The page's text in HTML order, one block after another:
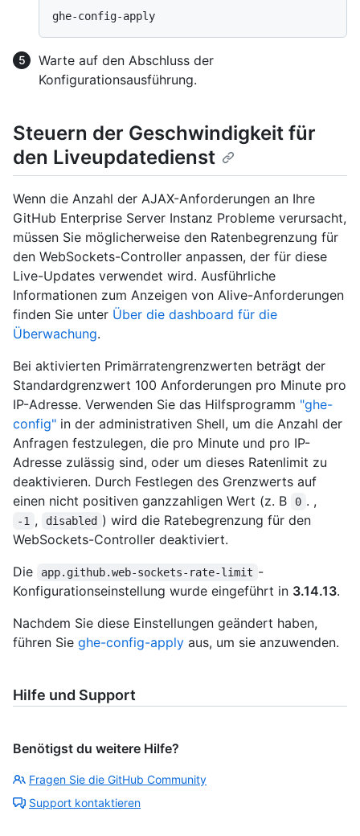
Warte auf den Abschluss der
Konfigurationsausführung.
Steuern der Geschwindigkeit für
den Liveupdatedienst
Wenn die Anzahl der AJAX-Anforderungen an Ihre
GitHub Enterprise Server Instanz Probleme verursacht,
müssen Sie möglicherweise den Ratenbegrenzung für
den WebSockets-Controller anpassen, der für diese
Live-Updates verwendet wird. Ausführliche
Informationen zum Anzeigen von Alive-Anforderungen
finden Sie unter Über die dashboard für die
Überwachung.
Bei aktivierten Primärratengrenzwerten beträgt der
Standardgrenzwert 100 Anforderungen pro Minute pro
IP-Adresse. Verwenden Sie das Hilfsprogramm "ghe-
config" in der administrativen Shell, um die Anzahl der
Anfragen festzulegen, die pro Minute und pro IP-
Adresse zulässig sind, oder um dieses Ratenlimit zu
deaktivieren. Durch Festlegen des Grenzwerts auf
einen nicht positiven ganzzahligen Wert (z. B
0 . ,
-1 , disabled ) wird die Ratebegrenzung für den
WebSockets-Controller deaktiviert.
Die
app.github.web-sockets-rate-limit -
Konfigurationseinstellung wurde eingeführt in 3.14.13.
Nachdem Sie diese Einstellungen geändert haben,
führen Sie ghe-config-apply aus, um sie anzuwenden.
Hilfe und Support
Benötigst du weitere Hilfe?
Fragen Sie die GitHub Community
Support kontaktieren